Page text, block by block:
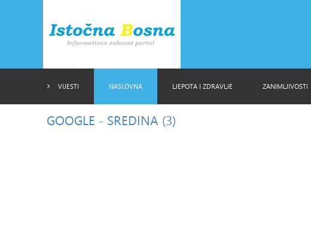
VIJESTI NASLOVNA LJEPOTA I ZDRAVLJE ZANIMLJIVOSTI
GOOGLE - SREDINA (3)